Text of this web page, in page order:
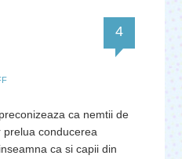
4
ca nemtii de
prelua conducerea
ca si capii din